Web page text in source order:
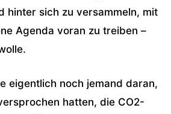
hinter sich zu versammeln, mit
Agenda voran zu treiben –
eigentlich noch jemand daran,
hatten, die CO2-